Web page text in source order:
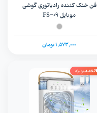
فن خنک کننده رادیاتوری گوشی
موبایل FS-۰۹
1,573,000 تومان
تخفیف ویژه